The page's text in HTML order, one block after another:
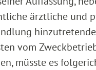
ärztliche und
vom
müsste es